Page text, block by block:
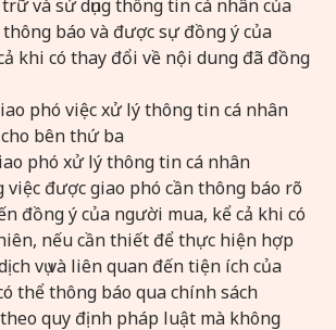
và sử dụng thông tin cá nhân của
báo và được sự đồng ý của
khi có thay đổi về nội dung đã đồng
phó việc xử lý thông tin cá nhân
bên thứ ba
phó xử lý thông tin cá nhân
việc được giao phó cần thông báo rõ
đồng ý của người mua, kể cả khi có
nếu cần thiết để thực hiện hợp
vụ và liên quan đến tiện ích của
thể thông báo qua chính sách
quy định pháp luật mà không